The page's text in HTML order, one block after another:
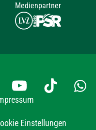
Medienpartner
Einstellungen